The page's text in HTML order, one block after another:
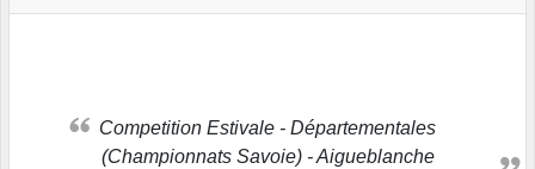
Competition Estivale - Départementales
(Championnats Savoie) - Aigueblanche